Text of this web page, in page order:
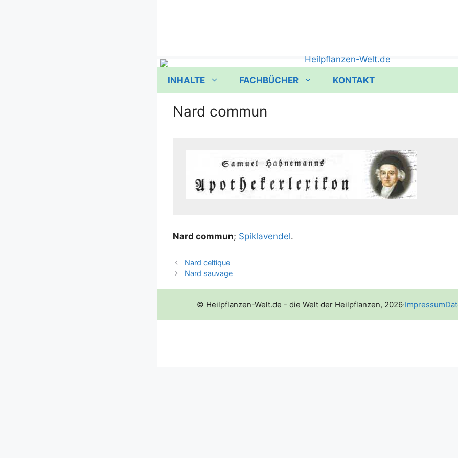
INHALTE FACHBÜCHER KONTAKT
Nard commun
Nard com­mun; Spikla­ven­del.
Nard celtique
Nard sauvage
© Heilpflanzen-Welt.de - die Welt der Heilpflanzen, 2026·Impressum